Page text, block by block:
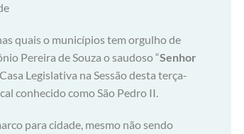
quais o municípios tem orgulho de
Pereira de Souza o saudoso “Senhor
Legislativa na Sessão desta terça-
conhecido como São Pedro II.
para cidade, mesmo não sendo